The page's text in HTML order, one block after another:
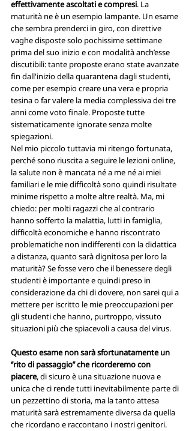
effettivamente ascoltati e compresi. La
maturità ne è un esempio lampante. Un esame
che sembra prenderci in giro, con direttive
vaghe disposte solo pochissime settimane
prima del suo inizio e con modalità anch’esse
discutibili: tante proposte erano state avanzate
fin dall'inizio della quarantena dagli studenti,
come per esempio creare una vera e propria
tesina o far valere la media complessiva dei tre
anni come voto finale. Proposte tutte
sistematicamente ignorate senza molte
spiegazioni.
Nel mio piccolo tuttavia mi ritengo fortunata,
perché sono riuscita a seguire le lezioni online,
la salute non è mancata né a me né ai miei
familiari e le mie difficoltà sono quindi risultate
minime rispetto a molte altre realtà. Ma, mi
chiedo: per molti ragazzi che al contrario
hanno sofferto la malattia, lutti in famiglia,
difficoltà economiche e hanno riscontrato
problematiche non indifferenti con la didattica
a distanza, quanto sarà dignitosa per loro la
maturità? Se fosse vero che il benessere degli
studenti è importante e quindi preso in
considerazione da chi di dovere, non sarei qui a
mettere per iscritto le mie preoccupazioni per
gli studenti che hanno, purtroppo, vissuto
situazioni più che spiacevoli a causa del virus.
Questo esame non sarà sfortunatamente un
‘’rito di passaggio’’ che ricorderemo con
piacere, di sicuro è una situazione nuova e
unica che ci rende tutti inevitabilmente parte di
un pezzettino di storia, ma la tanto attesa
maturità sarà estremamente diversa da quella
che ricordano e raccontano i nostri genitori.